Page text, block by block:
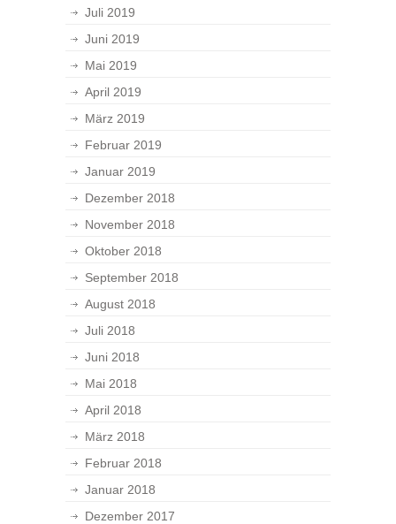
Juli 2019
Juni 2019
Mai 2019
April 2019
März 2019
Februar 2019
Januar 2019
Dezember 2018
November 2018
Oktober 2018
September 2018
August 2018
Juli 2018
Juni 2018
Mai 2018
April 2018
März 2018
Februar 2018
Januar 2018
Dezember 2017